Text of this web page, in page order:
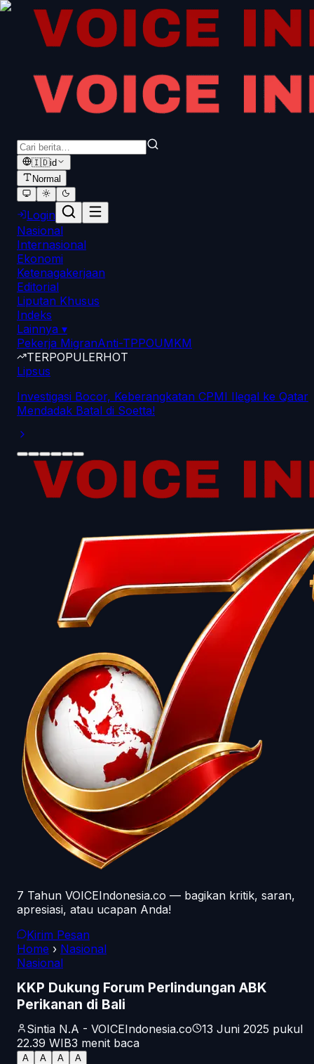
🇮🇩id
Normal
Login
Nasional
Internasional
Ekonomi
Ketenagakerjaan
Editorial
Liputan Khusus
Indeks
Lainnya ▾
Pekerja MigranAnti-TPPOUMKM
TERPOPULERHOT
Lipsus
Investigasi Bocor, Keberangkatan CPMI Ilegal ke Qatar
Mendadak Batal di Soetta!
7 Tahun VOICEIndonesia.co — bagikan kritik, saran,
apresiasi, atau ucapan Anda!
Kirim Pesan
Home › Nasional
Nasional
KKP Dukung Forum Perlindungan ABK
Perikanan di Bali
Sintia N.A - VOICEIndonesia.co
13 Juni 2025 pukul
22.39 WIB3 menit baca
A A A
A